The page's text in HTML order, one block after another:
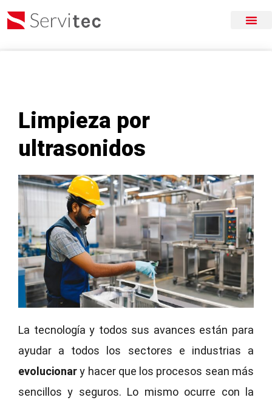
Limpieza por
ultrasonidos
La tecnología y todos sus avances están para
ayudar a todos los sectores e industrias a
evolucionary hacer que los procesos sean más
sencillos y seguros. Lo mismo ocurre con la